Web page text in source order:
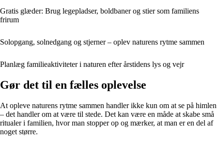
Gratis glæder: Brug legepladser, boldbaner og stier som familiens
frirum
Solopgang, solnedgang og stjerner – oplev naturens rytme sammen
Planlæg familieaktiviteter i naturen efter årstidens lys og vejr
Gør det til en fælles oplevelse
At opleve naturens rytme sammen handler ikke kun om at se på himlen
– det handler om at være til stede. Det kan være en måde at skabe små
ritualer i familien, hvor man stopper op og mærker, at man er en del af
noget større.